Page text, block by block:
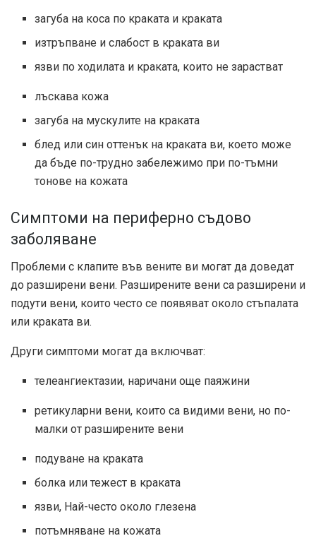
загуба на коса по краката и краката
изтръпване и слабост в краката ви
язви по ходилата и краката, които не зарастват
лъскава кожа
загуба на мускулите на краката
блед или син оттенък на краката ви, което може
да бъде по-трудно забележимо при по-тъмни
тонове на кожата
Симптоми на периферно съдово
заболяване
Проблеми с клапите във вените ви могат да доведат
до разширени вени. Разширените вени са разширени и
подути вени, които често се появяват около стъпалата
или краката ви.
Други симптоми могат да включват:
телеангиектазии, наричани още паяжини
ретикуларни вени, които са видими вени, но по-
малки от разширените вени
подуване на краката
болка или тежест в краката
язви, Най-често около глезена
потъмняване на кожата